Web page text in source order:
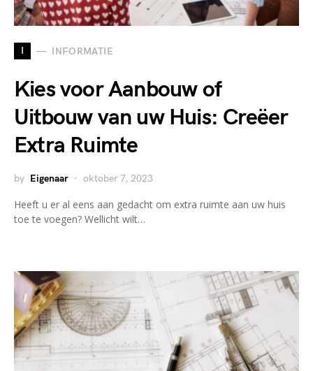
I INFORMATIE
Kies voor Aanbouw of
Uitbouw van uw Huis: Creëer
Extra Ruimte
by Eigenaar oktober 7, 2023
Heeft u er al eens aan gedacht om extra ruimte aan uw huis
toe te voegen? Wellicht wilt…